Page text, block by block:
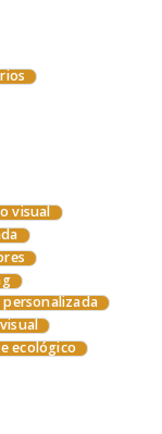
visual
personalizada
ecológico